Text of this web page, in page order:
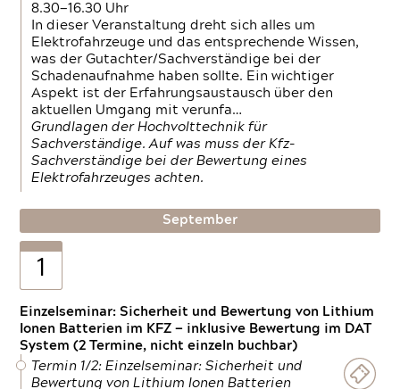
8.30—16.30 Uhr
In dieser Veranstaltung dreht sich alles um
Elektrofahrzeuge und das entsprechende Wissen,
was der Gutachter/Sachverständige bei der
Schadenaufnahme haben sollte. Ein wichtiger
Aspekt ist der Erfahrungsaustausch über den
aktuellen Umgang mit verunfa…
Grundlagen der Hochvolttechnik für
Sachverständige. Auf was muss der Kfz-
Sachverständige bei der Bewertung eines
Elektrofahrzeuges achten.
September
1
Einzelseminar: Sicherheit und Bewertung von Lithium
Ionen Batterien im KFZ — inklusive Bewertung im DAT
System (2 Termine, nicht einzeln buchbar)
Termin 1/2: Einzelseminar: Sicherheit und
Bewertung von Lithium Ionen Batterien